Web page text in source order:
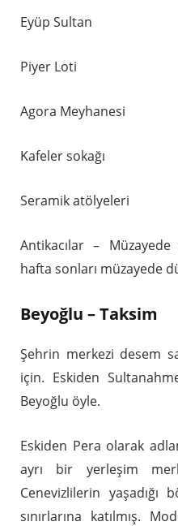
Eyüp Sultan
Piyer Loti
Agora Meyhanesi
Kafeler sokağı
Seramik atölyeleri
Antikacılar – Müzayede
hafta sonları müzayede
Beyoğlu – Taksim
Şehrin merkezi desem
için. Eskiden
Beyoğlu öyle.
Eskiden Pera olarak
ayrı bir yerleşim
Cenevizlilerin
sınırlarına katılmış.